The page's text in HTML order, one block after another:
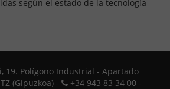
según el estado de la tecnología
19. Polígono Industrial - Apartado
(Gipuzkoa) -
+34 943 83 34 00 -